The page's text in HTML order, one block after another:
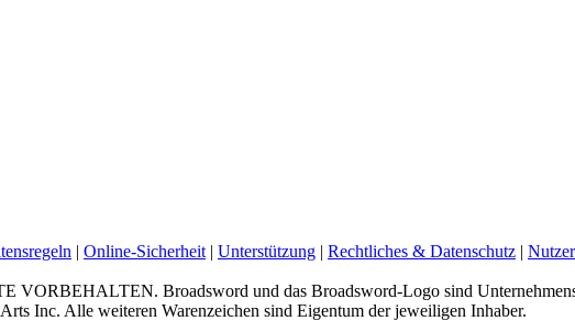
| Online-Sicherheit | Unterstützung | Rechtliches & Datenschutz |
Broadsword und das Broadsword-Logo sind
Inc. Alle weiteren Warenzeichen sind Eigentum der jeweiligen Inhaber.